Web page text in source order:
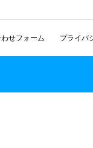
せフォーム プライバ